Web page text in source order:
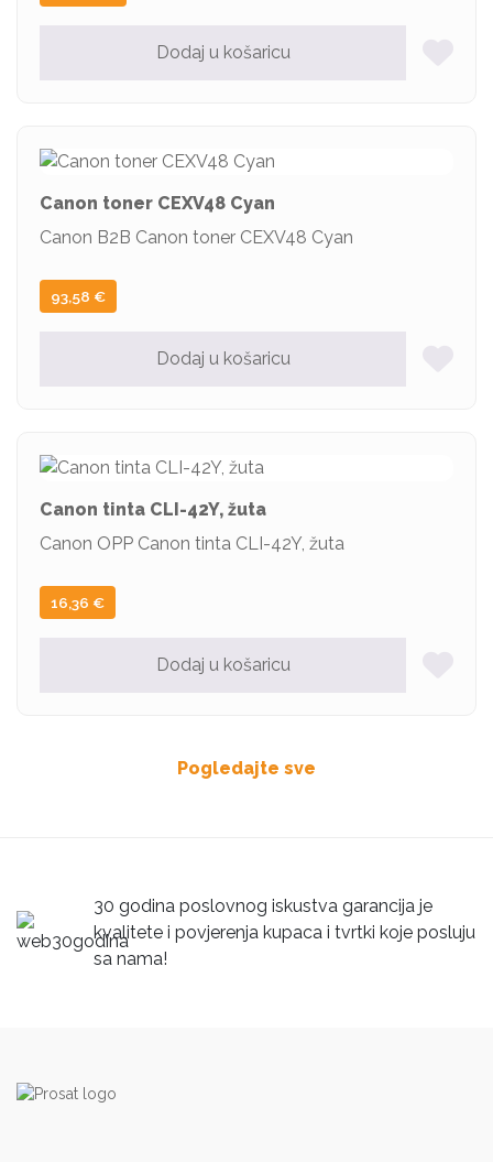
Dodaj u košaricu
Canon toner CEXV48 Cyan
Canon B2B Canon toner CEXV48 Cyan
93,58 €
Dodaj u košaricu
Canon tinta CLI-42Y, žuta
Canon OPP Canon tinta CLI-42Y, žuta
16,36 €
Dodaj u košaricu
Pogledajte sve
30 godina poslovnog iskustva garancija je
kvalitete i povjerenja kupaca i tvrtki koje posluju
sa nama!